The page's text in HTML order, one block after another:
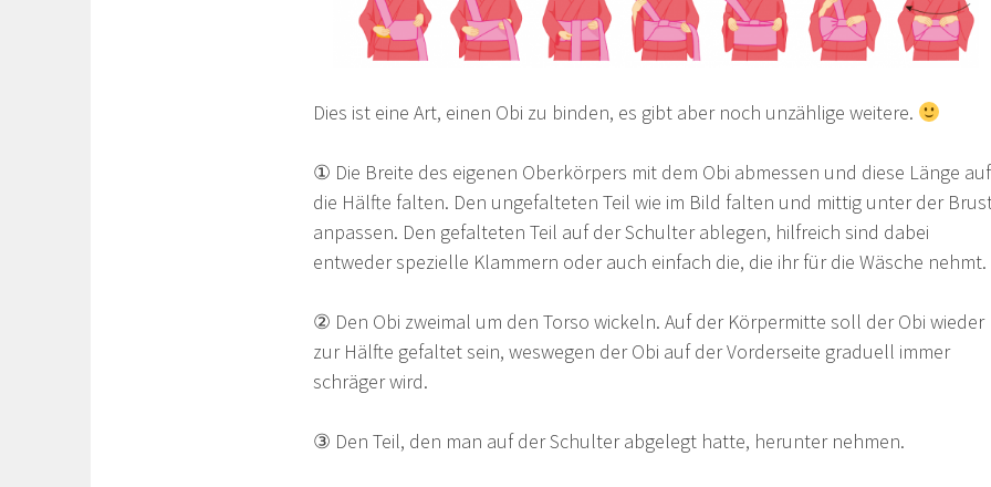
Dies ist eine Art, einen Obi zu binden, es gibt aber noch unzählige weitere.
① Die Breite des eigenen Oberkörpers mit dem Obi abmessen und diese Länge auf
die Hälfte falten. Den ungefalteten Teil wie im Bild falten und mittig unter der
anpassen. Den gefalteten Teil auf der Schulter ablegen, hilfreich sind dabei
entweder spezielle Klammern oder auch einfach die, die ihr für die Wäsche nehmt.
② Den Obi zweimal um den Torso wickeln. Auf der Körpermitte soll der Obi wieder
zur Hälfte gefaltet sein, weswegen der Obi auf der Vorderseite graduell immer
schräger wird.
③ Den Teil, den man auf der Schulter abgelegt hatte, herunter nehmen.